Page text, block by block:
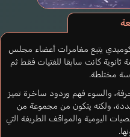
يتبع مغامرات أعضاء مجلس
كانت سابقا للفتيات فقط ثم
مختلطة.
والسوء فهم وردود ساخرة تميز
ولكنه يتكون من مجموعة من
اليومية والمواقف الطريفة التي